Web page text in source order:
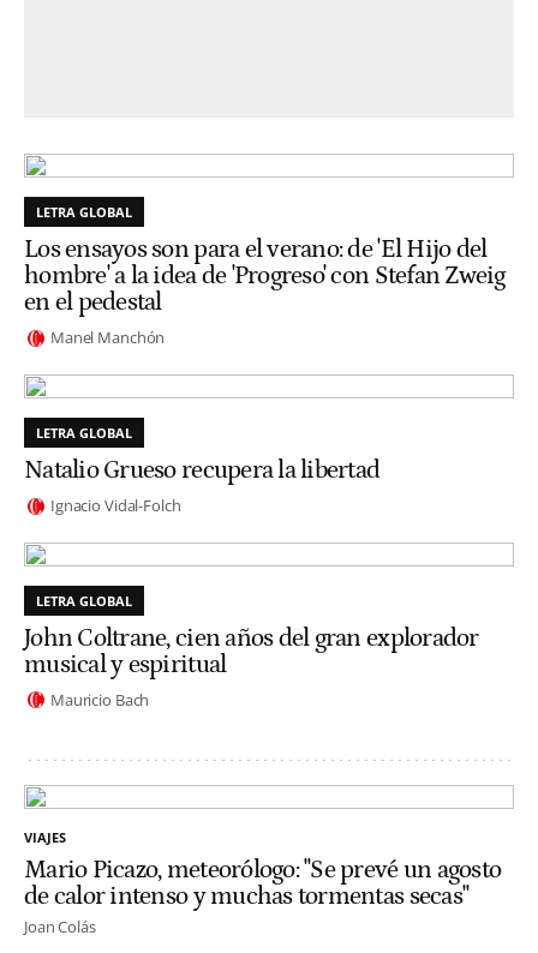
LETRA GLOBAL
Los ensayos son para el verano: de 'El Hijo del
hombre' a la idea de 'Progreso' con Stefan Zweig
en el pedestal
Manel Manchón
LETRA GLOBAL
Natalio Grueso recupera la libertad
Ignacio Vidal-Folch
LETRA GLOBAL
John Coltrane, cien años del gran explorador
musical y espiritual
Mauricio Bach
VIAJES
Mario Picazo, meteorólogo: "Se prevé un agosto
de calor intenso y muchas tormentas secas"
Joan Colás